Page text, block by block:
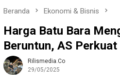
Beranda Ekonomi & Bisnis
Harga Batu Bara
Beruntun, AS
Rilismedia.co
29/05/2025